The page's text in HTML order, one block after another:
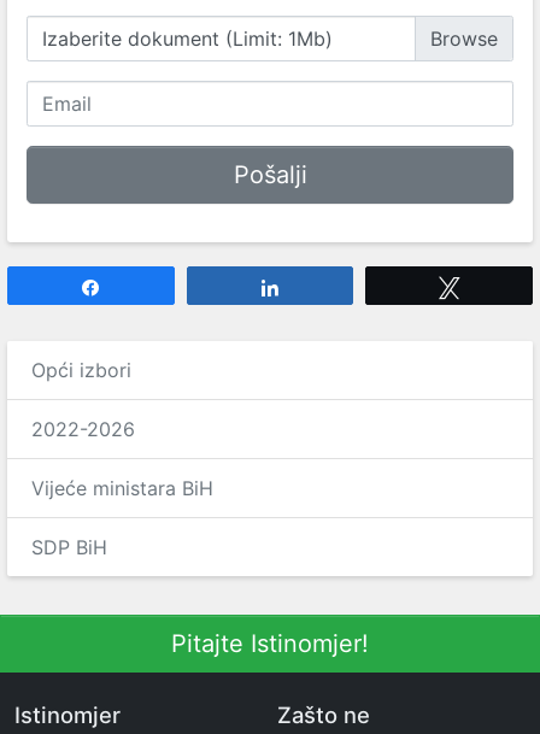
Izaberite dokument (Limit: 1Mb)
Opći izbori
2022-2026
Vijeće ministara BiH
SDP BiH
Pitajte Istinomjer!
Istinomjer Zašto ne